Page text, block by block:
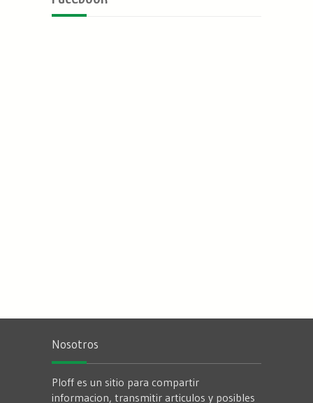
Nosotros
Ploff es un sitio para compartir
informacion, transmitir articulos y posibles